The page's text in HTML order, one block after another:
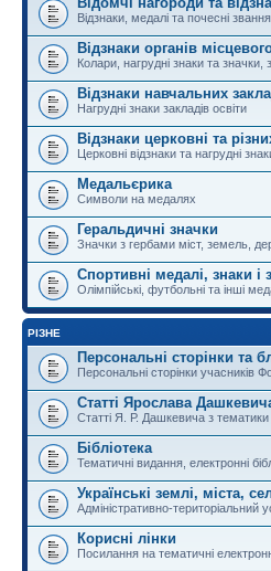
Відзнаки, медалі та почесні звання
Відзнаки органів
Колари, нагрудні знаки та
Відзнаки навчальних
Нагрудні знаки закладів освіти
Відзнаки церковні та
Церковні відзнаки та нагрудні
Медальєрика
Символи на медалях
Геральдичні значки
Значки з гербами міст, земель,
Спортивні медалі, знаки і
Олімпійські, футбольні та інші
РІЗНЕ
Персональні сторінки та
Персональні сторінки учасників
Статті Ярослава
Статті Я. Р. Дашкевича з
Бібліотека
Тематичні видання, електронні
Українські землі, міста,
Адміністративно-територіальний
Корисні лінки
Посилання на тематичні